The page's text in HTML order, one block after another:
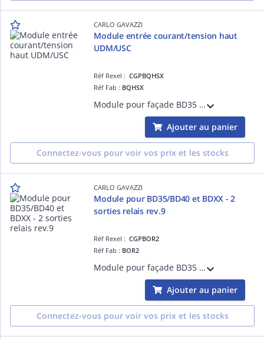
CARLO GAVAZZI
Module entrée courant/tension haut
UDM/USC
Réf Rexel :CGPBQHSX
Réf Fab : BQHSX
Module pour façade BD35 et BD40 et BDXX pour indicateur numérique de tableau programmable - Entrée CC/CA: 200mA, 2A, 5A, 20V, 200V, 500V
Ajouter au panier
Connectez-vous pour voir vos prix et les stocks
CARLO GAVAZZI
Module pour BD35/BD40 et BDXX - 2
sorties relais rev.9
Réf Rexel :CGPBOR2
Réf Fab : BOR2
Module pour façade BD35 et BD40 et BDXX pour indicateur numérique de tableau programmable - 2 sorties relais rev.9
Ajouter au panier
Connectez-vous pour voir vos prix et les stocks